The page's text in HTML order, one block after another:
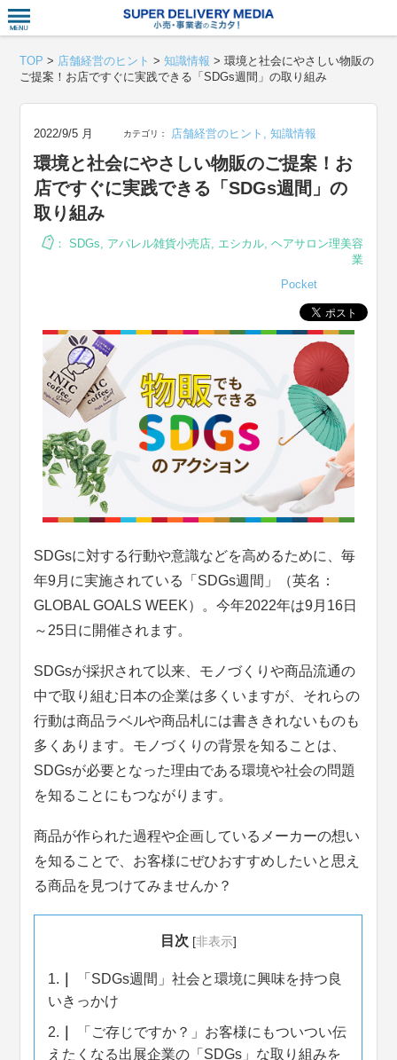
TOP > 店舗経営のヒント >知識情報 >環境と社会にやさしい物販の
ご提案！お店ですぐに実践できる「SDGs週間」の取り組み
2022/9/5 月 カテゴリ： 店舗経営のヒント ,知識情報
環境と社会にやさしい物販のご提案！お
店ですぐに実践できる「SDGs週間」の
取り組み
： SDGs, アパレル雑貨小売店, エシカル, ヘアサロン理美容
業
Pocket
SDGsに対する行動や意識などを高めるために、毎
年9月に実施されている「SDGs週間」（英名：
GLOBAL GOALS WEEK）。今年2022年は9月16日
～25日に開催されます。
SDGsが採択されて以来、モノづくりや商品流通の
中で取り組む日本の企業は多くいますが、それらの
行動は商品ラベルや商品札には書ききれないものも
多くあります。モノづくりの背景を知ることは、
SDGsが必要となった理由である環境や社会の問題
を知ることにもつながります。
商品が作られた過程や企画しているメーカーの想い
を知ることで、お客様にぜひおすすめしたいと思え
る商品を見つけてみませんか？
目次 [非表示]
1.
「SDGs週間」社会と環境に興味を持つ良
いきっかけ
2.
「ご存じですか？」お客様にもついつい伝
えたくなる出展企業の「SDGs」な取り組みを